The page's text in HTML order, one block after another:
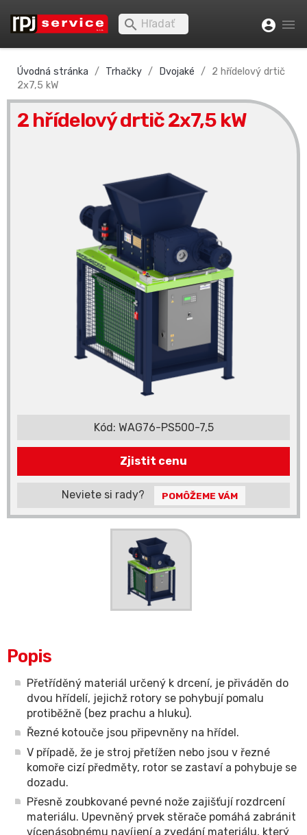
 account_circle 
Úvodná stránka Trhačky Dvojaké
2 hřídelový drtič
2x7,5 kW
2 hřídelový drtič 2x7,5 kW
Kód: WAG76-PS500-7,5
Zjistit cenu
Neviete si rady? POMÔŽEME VÁM
Popis
Přetříděný materiál určený k drcení, je přiváděn do
dvou hřídelí, jejichž rotory se pohybují pomalu
protiběžně (bez prachu a hluku).
Řezné kotouče jsou připevněny na hřídel.
V případě, že je stroj přetížen nebo jsou v řezné
komoře cizí předměty, rotor se zastaví a pohybuje se
dozadu.
Přesně zoubkované pevné nože zajišťují rozdrcení
materiálu. Upevněný prvek stěrače pomáhá zabránit
vícenásobnému navíjení a zvedání materiálu, který